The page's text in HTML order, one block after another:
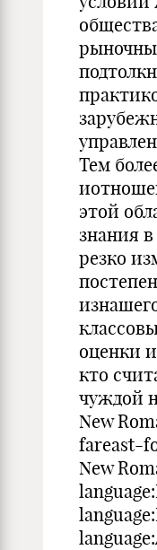
Тем
этой
знания
резко
оценки
кто
чуждой
New
fareast-
New